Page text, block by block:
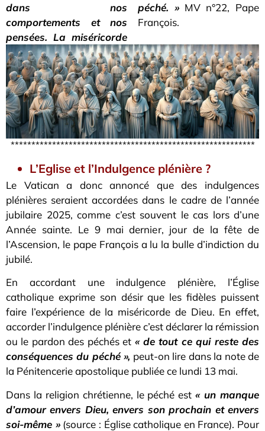
dans nos
comportements et nos
pensées. La miséricorde
péché. »MV n°22, Pape
François.
***********************************************************
L’Eglise et l’Indulgence plénière ?
Le Vatican a donc annoncé que des indulgences
plénières seraient accordées dans le cadre de l’année
jubilaire 2025, comme c’est souvent le cas lors d’une
Année sainte. Le 9 mai dernier, jour de la fête de
l’Ascension, le pape François a lu la bulle d’indiction du
jubilé.
En accordant une indulgence plénière, l’Église
catholique exprime son désir que les fidèles puissent
faire l’expérience de la miséricorde de Dieu. En effet,
accorder l’indulgence plénière c’est déclarer la rémission
ou le pardon des péchés et « de tout ce qui reste des
conséquences du péché », peut-on lire dans la note de
la Pénitencerie apostolique publiée ce lundi 13 mai.
Dans la religion chrétienne, le péché est« un manque
d’amour envers Dieu, envers son prochain et envers
soi-même »(source : Église catholique en France). Pour